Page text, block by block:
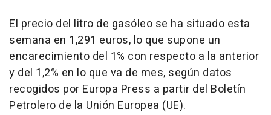
El precio del litro de gasóleo se ha situado esta
semana en 1,291 euros, lo que supone un
encarecimiento del 1% con respecto a la anterior
y del 1,2% en lo que va de mes, según datos
recogidos por Europa Press a partir del Boletín
Petrolero de la Unión Europea (UE).